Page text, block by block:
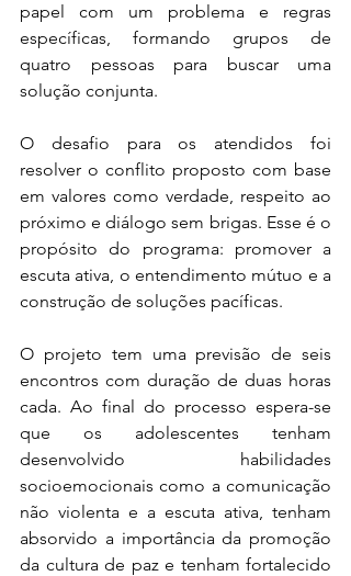
papel com um problema e regras
específicas, formando grupos de
quatro pessoas para buscar uma
solução conjunta.
O desafio para os atendidos foi
resolver o conflito proposto com base
em valores como verdade, respeito ao
próximo e diálogo sem brigas. Esse é o
propósito do programa: promover a
escuta ativa, o entendimento mútuo e a
construção de soluções pacíficas.
O projeto tem uma previsão de seis
encontros com duração de duas horas
cada. Ao final do processo espera-se
que os adolescentes tenham
desenvolvido habilidades
socioemocionais como a comunicação
não violenta e a escuta ativa, tenham
absorvido a importância da promoção
da cultura de paz e tenham fortalecido